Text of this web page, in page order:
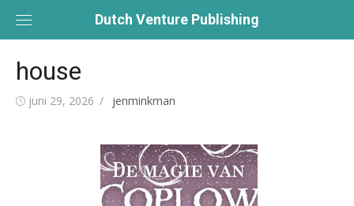
Dutch Venture Publishing
house
Posted
juni 29, 2026 Author
jenminkman